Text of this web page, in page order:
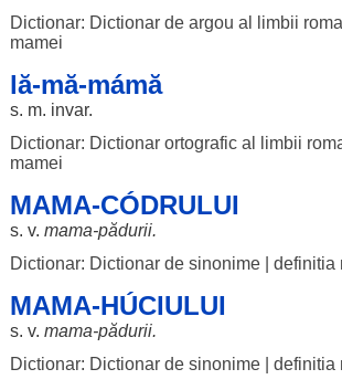
Dictionar: Dictionar de argou al limbii
mamei
lă-mă-mámă
s. m. invar.
Dictionar: Dictionar ortografic al limbii
mamei
MAMA-CÓDRULUI
s. v. mama-pădurii.
Dictionar: Dictionar de sinonime| definitia
MAMA-HÚCIULUI
s. v. mama-pădurii.
Dictionar: Dictionar de sinonime| definitia